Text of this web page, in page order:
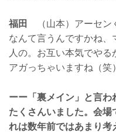
福田
（山本）アーセン
なんて言うんですかね
人の。お互い本気でやる
アガっちゃいますね（笑
ーー「裏メイン」と言
たくさんいました。会
れは数年前ではあまり考